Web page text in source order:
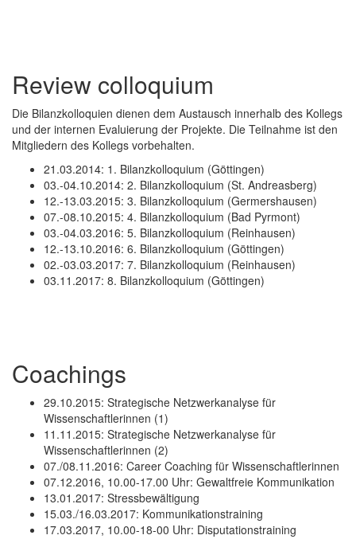
Review colloquium
Die Bilanzkolloquien dienen dem Austausch innerhalb des Kollegs
und der internen Evaluierung der Projekte. Die Teilnahme ist den
Mitgliedern des Kollegs vorbehalten.
21.03.2014: 1. Bilanzkolloquium (Göttingen)
03.-04.10.2014: 2. Bilanzkolloquium (St. Andreasberg)
12.-13.03.2015: 3. Bilanzkolloquium (Germershausen)
07.-08.10.2015: 4. Bilanzkolloquium (Bad Pyrmont)
03.-04.03.2016: 5. Bilanzkolloquium (Reinhausen)
12.-13.10.2016: 6. Bilanzkolloquium (Göttingen)
02.-03.03.2017: 7. Bilanzkolloquium (Reinhausen)
03.11.2017: 8. Bilanzkolloquium (Göttingen)
Coachings
29.10.2015: Strategische Netzwerkanalyse für
Wissenschaftlerinnen (1)
11.11.2015: Strategische Netzwerkanalyse für
Wissenschaftlerinnen (2)
07./08.11.2016: Career Coaching für Wissenschaftlerinnen
07.12.2016, 10.00-17.00 Uhr: Gewaltfreie Kommunikation
13.01.2017: Stressbewältigung
15.03./16.03.2017: Kommunikationstraining
17.03.2017, 10.00-18-00 Uhr: Disputationstraining